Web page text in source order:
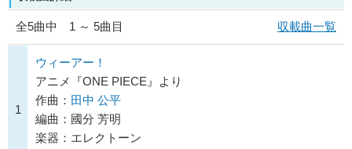
全5曲中 1 ～ 5曲目 収載曲一覧
1
ウィーアー！
アニメ『ONE PIECE』より
作曲： 田中 公平
編曲：國分 芳明
楽器：エレクトーン